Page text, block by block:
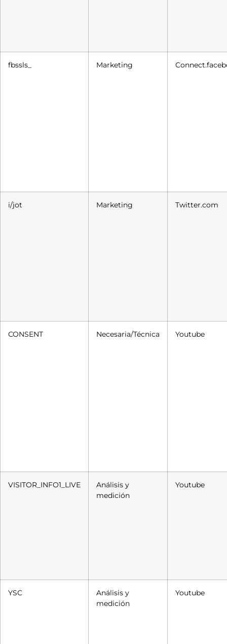
fbssls_ Marketing
i/jot Marketing Twitter.com
CONSENT Necesaria/Técnica Youtube
VISITOR_INFO1_LIVE
Análisis y
medición
Youtube
YSC
Análisis y
medición
Youtube